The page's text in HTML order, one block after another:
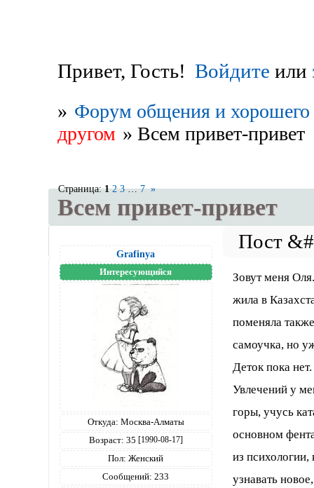
Привет, Гость! Войдите или
» Форум общения и хорошего
другом » Всем привет-привет
Всем привет-привет
Страница:1 2 3 … 7 »
Grafinya
Интересующийся
Откуда: Москва-Алматы
Возраст: 35 [1990-08-17]
Пол: Женский
Сообщений: 233
Зовут меня
жила в
поменяла
самоучка, но
Деток пока нет.
Увлечений у
горы, учусь
основном
из
узнавать